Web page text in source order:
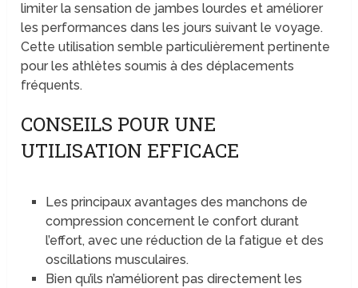
limiter la sensation de jambes lourdes et améliorer
les performances dans les jours suivant le voyage.
Cette utilisation semble particulièrement pertinente
pour les athlètes soumis à des déplacements
fréquents.
CONSEILS POUR UNE
UTILISATION EFFICACE
Les principaux avantages des manchons de
compression concernent le confort durant
l’effort, avec une réduction de la fatigue et des
oscillations musculaires.
Bien qu’ils n’améliorent pas directement les